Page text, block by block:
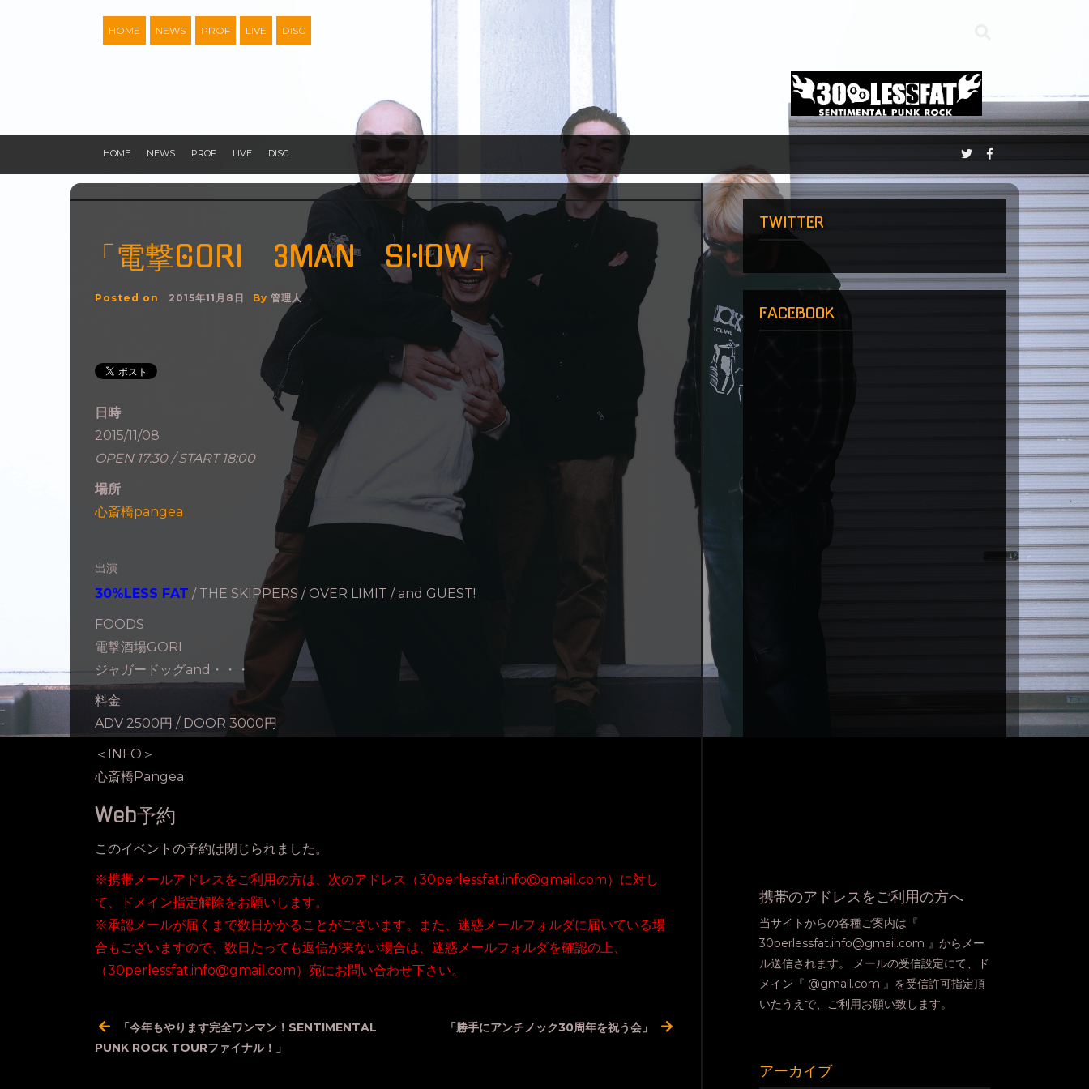
HOME NEWS PROF LIVE DISC
HOME NEWS PROF LIVE DISC
「電撃GORI 3MAN SHOW」
Posted on 2015年11月8日 By 管理人
日時
2015/11/08
OPEN 17:30 / START 18:00
場所
心斎橋pangea
出演
30%LESS FAT / THE SKIPPERS / OVER LIMIT / and GUEST!
FOODS
電撃酒場GORI
ジャガードッグand・・・
料金
ADV 2500円 / DOOR 3000円
＜INFO＞
心斎橋Pangea
Web予約
このイベントの予約は閉じられました。
※携帯メールアドレスをご利用の方は、次のアドレス（30perlessfat.info@gmail.com）に対し
て、ドメイン指定解除をお願いします。
※承認メールが届くまで数日かかることがございます。また、迷惑メールフォルダに届いている場
合もございますので、数日たっても返信が来ない場合は、迷惑メールフォルダを確認の上、
（30perlessfat.info@gmail.com）宛にお問い合わせ下さい。
稿 「今年もやります完全ワンマン！SENTIMENTAL
PUNK ROCK TOURファイナル！」
「勝手にアンチノック30周年を祝う会」
TWITTER
FACEBOOK
携帯のアドレスをご利用の方へ
当サイトからの各種ご案内は『
30perlessfat.info@gmail.com 』からメー
ル送信されます。 メールの受信設定にて、ド
メイン『 @gmail.com 』を受信許可指定頂
いたうえで、ご利用お願い致します。
アーカイブ